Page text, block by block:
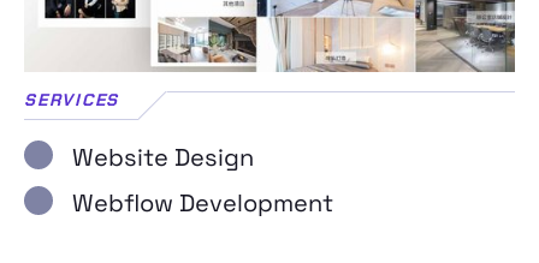
SERVICES
Website Design
Webflow Development